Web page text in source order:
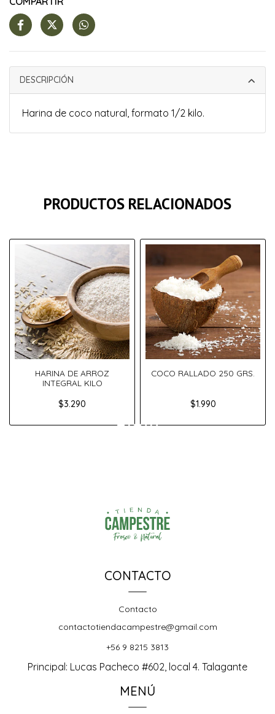
DESCRIPCIÓN
Harina de coco natural, formato 1/2 kilo.
PRODUCTOS RELACIONADOS
HARINA DE ARROZ
INTEGRAL KILO
$3.290
COCO RALLADO 250 GRS.
$1.990
CONTACTO
Contacto
contactotiendacampestre@gmail.com
+56 9 8215 3813
Principal: Lucas Pacheco #602, local 4. Talagante
MENÚ